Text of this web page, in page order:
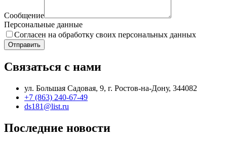
Сообщение
Персональные данные
Согласен на обработку своих персональных данных
Отправить
Связаться с нами
ул. Большая Садовая, 9, г. Ростов-на-Дону, 344082
+7 (863) 240-67-49
ds181@list.ru
Последние новости